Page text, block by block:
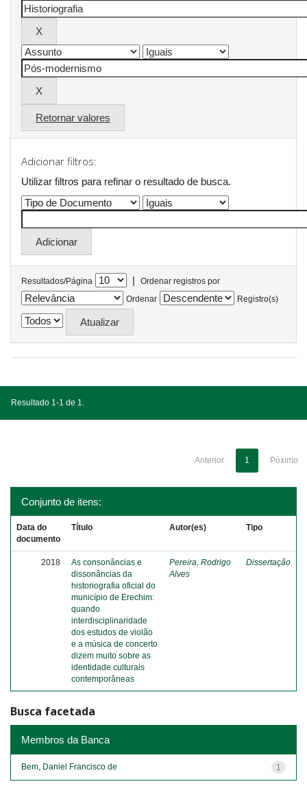
Retornar valores
Adicionar filtros:
Utilizar filtros para refinar o resultado de busca.
Resultados/Página |
Ordenar registros por
Ordenar
Registro(s)
Resultado 1-1 de 1.
Anterior 1 Póximo
Conjunto de itens:
Data do
documento
Título Autor(es) Tipo
2018
As consonâncias e
dissonâncias da
historiografia oficial do
município de Erechim:
quando
interdisciplinaridade
dos estudos de violão
e a música de concerto
dizem muito sobre as
identidade culturais
contemporâneas
Pereira, Rodrigo
Alves
Dissertação
Busca facetada
Membros da Banca
1
Bem, Daniel Francisco de